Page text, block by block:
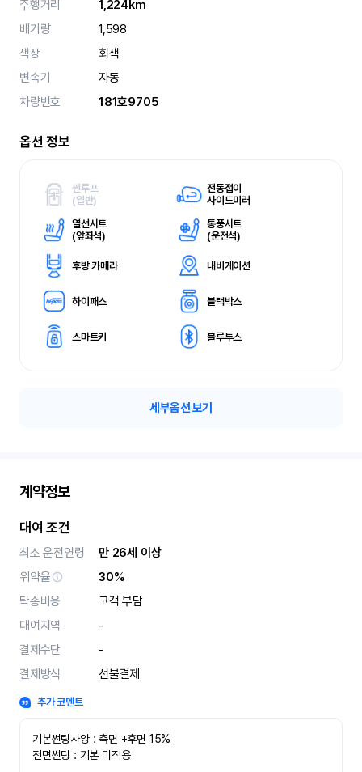
주행거리
1,224km
배기량
1,598
색상
회색
변속기
자동
차량번호
181호9705
옵션 정보
썬루프
(일반)
전동접이
사이드미러
열선시트
(앞좌석)
통풍시트
(운전석)
후방 카메라 내비게이션
하이패스 블랙박스
스마트키 블루투스
세부옵션 보기
계약정보
대여 조건
최소 운전연령
만 26세 이상
위약율
30%
탁송비용
고객 부담
대여지역
-
결제수단
-
결제방식
선불결제
추가 코멘트
기본썬팅사양 : 측면 +후면 15%
전면썬팅 : 기본 미적용